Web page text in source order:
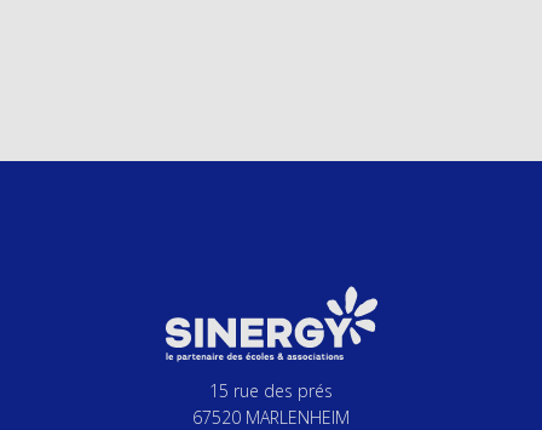
15 rue des prés
67520 MARLENHEIM